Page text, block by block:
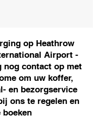
op Heathrow
Airport -
nog contact op met
om uw koffer,
en bezorgservice
ons te regelen en
boeken